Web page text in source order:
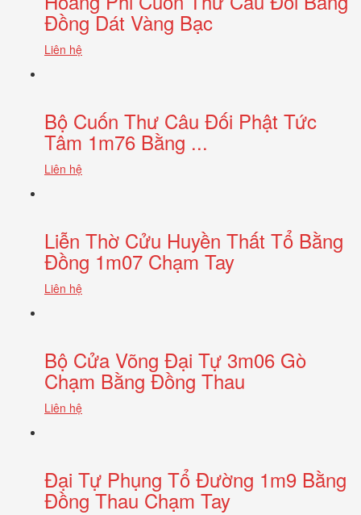
Đồng Dát Vàng Bạc
Liên hệ
Bộ Cuốn Thư Câu Đối Phật Tức
Tâm 1m76 Bằng ...
Liên hệ
Liễn Thờ Cửu Huyền Thất Tổ Bằng
Đồng 1m07 Chạm Tay
Liên hệ
Bộ Cửa Võng Đại Tự 3m06 Gò
Chạm Bằng Đồng Thau
Liên hệ
Đại Tự Phụng Tổ Đường 1m9 Bằng
Đồng Thau Chạm Tay